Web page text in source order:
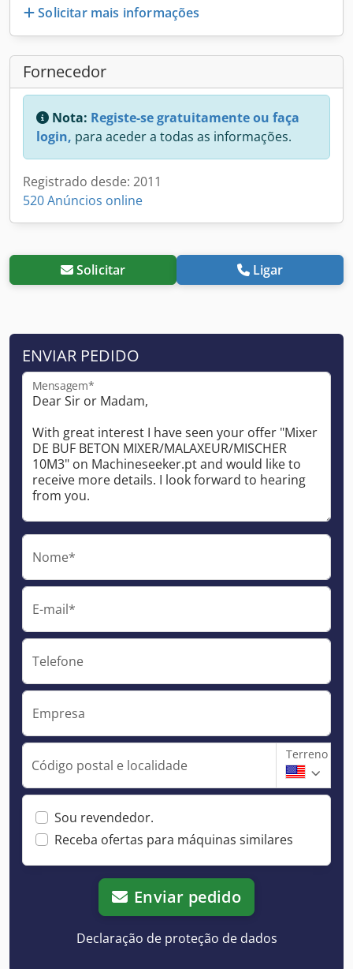
Solicitar mais informações
Fornecedor
Nota: Registe-se gratuitamente ou faça
login, para aceder a todas as informações.
Registrado desde: 2011
520 Anúncios online
Solicitar Ligar
ENVIAR PEDIDO
Mensagem*
Nome*
E-mail*
Telefone
Empresa
Código postal e localidade
Terreno
Sou revendedor.
Receba ofertas para máquinas similares
Enviar pedido
Declaração de proteção de dados